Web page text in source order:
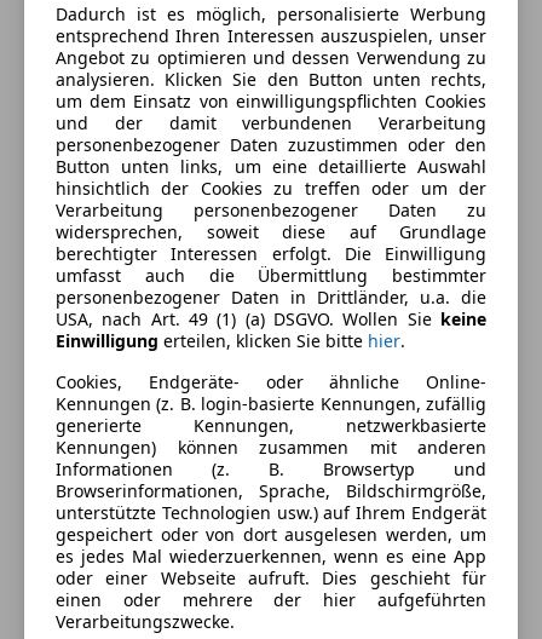
Ausstattung
Komfort
2-Zonen-Klimaautomatik
Armlehne
Beheizbare Frontscheibe
Beheizbares Lenkrad
Berganfahrassistent
Einparkhilfe
Einparkhilfe Rückfahrkamera
Einparkhilfe Sensoren hinten
Einparkhilfe Sensoren vorne
Elektrische Fensterheber
Elektrische Seitenspiegel
Getönte Scheiben
Klimaanlage
Lederlenkrad
Lichtsensor
Multifunktionslenkrad
Regensensor
Mehr anzeigen
Farbe und Innenausstattung
Außenfarbe
Schwarz
Lackierung
Metallic
Farbe der
Schwarz
Innenausstattung Stoff
Fahrzeugbeschreibung
Irrtum und Zwischenverkauf vorbehalten
*EUR 300,- Versicherungsbonus bei Abschluss einer
Haftpflicht- inkl. Teil- / Vollkaskoversicherung über
Dadurch ist es möglich, personalisierte Werbung
entsprechend Ihren Interessen auszuspielen, unser
Angebot zu optimieren und dessen Verwendung zu
analysieren. Klicken Sie den Button unten rechts,
um dem Einsatz von einwilligungspflichten Cookies
und der damit verbundenen Verarbeitung
personenbezogener Daten zuzustimmen oder den
Button unten links, um eine detaillierte Auswahl
hinsichtlich der Cookies zu treffen oder um der
Verarbeitung personenbezogener Daten zu
widersprechen, soweit diese auf Grundlage
berechtigter Interessen erfolgt. Die Einwilligung
umfasst auch die Übermittlung bestimmter
personenbezogener Daten in Drittländer, u.a. die
USA, nach Art. 49 (1) (a) DSGVO. Wollen Sie keine
Einwilligung erteilen, klicken Sie bitte hier.
Cookies, Endgeräte- oder ähnliche Online-
Kennungen (z. B. login-basierte Kennungen, zufällig
generierte Kennungen, netzwerkbasierte
Kennungen) können zusammen mit anderen
Informationen (z. B. Browsertyp und
Browserinformationen, Sprache, Bildschirmgröße,
unterstützte Technologien usw.) auf Ihrem Endgerät
gespeichert oder von dort ausgelesen werden, um
es jedes Mal wiederzuerkennen, wenn es eine App
oder einer Webseite aufruft. Dies geschieht für
einen oder mehrere der hier aufgeführten
Verarbeitungszwecke.